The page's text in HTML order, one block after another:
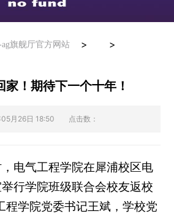
ag旗舰厅官方网站 > >
家！期待下一个十年！
月26日 18:50 点击数：
电气工程学院在犀浦校区电
行学院班级联合会校友返校
程学院党委书记王斌，学校党